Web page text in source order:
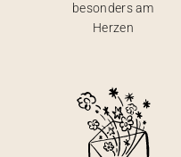
besonders am
Herzen